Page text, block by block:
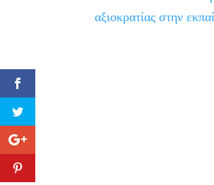
αξιοκρατίας στην